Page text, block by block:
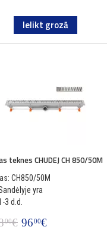
Ielikt grozā
teknes CHUDEJ CH 850/50M
CH850/50M
yra
3 d.d.
00€ 96 00€